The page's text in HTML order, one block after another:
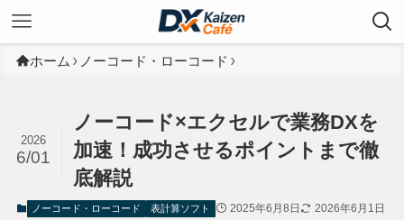
ホーム ノーコード・ローコード
ノーコード×エクセルで業務DXを
加速！成功させるポイントまで徹
底解説
2026
6/01
ノーコード・ローコード 表計算ソフト 2025年6月8日 2026年6月1日